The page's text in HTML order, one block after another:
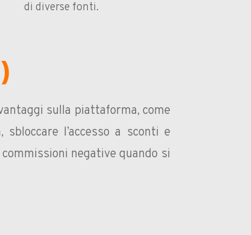
di diverse fonti.
sulla piattaforma, come
sbloccare l’accesso a sconti e
negative quando si